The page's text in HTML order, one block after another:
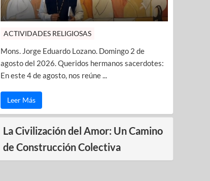
ACTIVIDADES RELIGIOSAS
Mons. Jorge Eduardo Lozano. Domingo 2 de
agosto del 2026. Queridos hermanos sacerdotes:
En este 4 de agosto, nos reúne ...
Leer Más
La Civilización del Amor: Un Camino
de Construcción Colectiva